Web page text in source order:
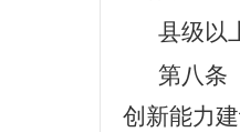
县级以
第八条
创新能力